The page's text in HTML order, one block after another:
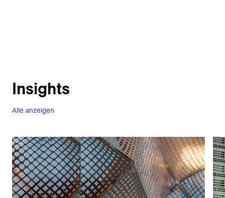
Alle anzeigen
Insights